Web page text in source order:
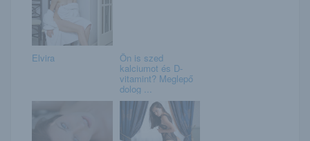
Elvira Ön is szed
kalciumot és D-
vitamint? Meglepő
dolog ...